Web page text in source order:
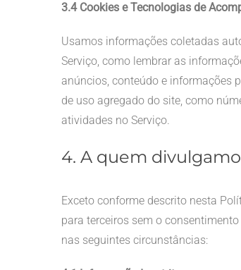
3.4 Cookies e Tecnologias de
Usamos informações coletadas
Serviço, como lembrar as
anúncios, conteúdo e informações
de uso agregado do site, como
atividades no Serviço.
4. A quem
Exceto conforme descrito nesta
para terceiros sem o
nas seguintes circunstâncias: